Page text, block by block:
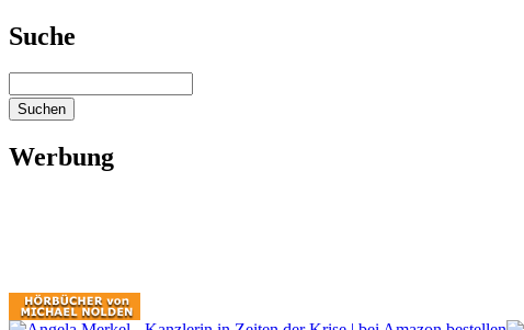
Suche
Werbung